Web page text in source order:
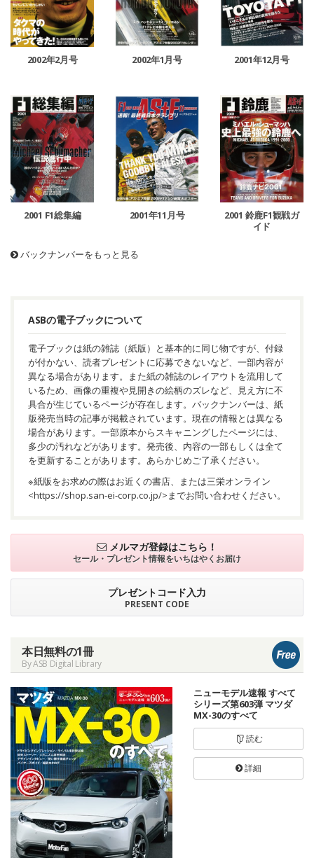
2002年2月号 2002年1月号 2001年12月号
2001 F1総集編 2001年11月号
2001 鈴鹿F1観戦ガ
イド
バックナンバーをもっと見る
ASBの電子ブックについて
電子ブックは紙の雑誌（紙版）と基本的に同じ物ですが、付録
が付かない、読者プレゼントに応募できないなど、一部内容が
異なる場合があります。また紙の雑誌のレイアウトを流用して
いるため、画像の重複や見開きの絵柄のズレなど、見え方に不
具合が生じているページが存在します。バックナンバーは、紙
版発売当時の記事が掲載されています。現在の情報とは異なる
場合があります。一部原本からスキャニングしたページには、
多少の汚れなどがあります。発売後、内容の一部もしくは全て
を更新することがあります。あらかじめご了承ください。
※紙版をお求めの際はお近くの書店、または三栄オンライン
<https://shop.san-ei-corp.co.jp/>までお問い合わせください。
メルマガ登録はこちら！
セール・プレゼント情報をいちはやくお届け
プレゼントコード入力
PRESENT CODE
本日無料の1冊
By ASB Digital Library
ニューモデル速報 すべて
シリーズ第603弾 マツダ
MX-30のすべて
読む
詳細